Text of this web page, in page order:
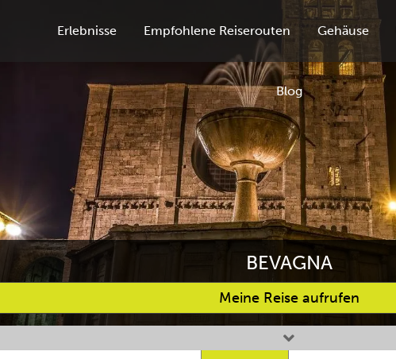
Erlebnisse Empfohlene Reiserouten Gehäuse
Blog
BEVAGNA
Meine Reise aufrufen